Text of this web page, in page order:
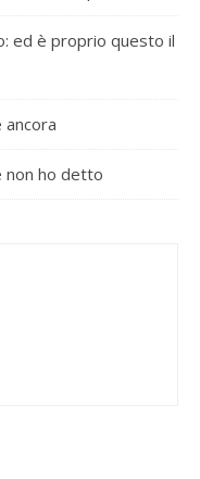
ed è proprio questo il
non ho detto